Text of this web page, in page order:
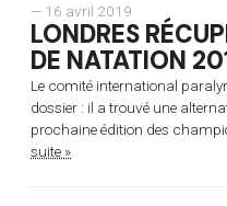
— 16 avril 2019
LONDRES
DE NATATION
Le comité international
dossier : il a trouvé une
prochaine édition des
suite »